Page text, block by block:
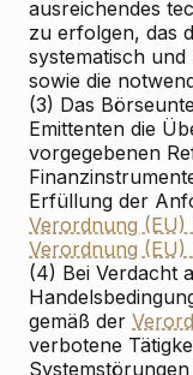
ausreichendes
zu erfolgen, das
systematisch
sowie die
(3) Das
Emittenten die
vorgegebenen
Erfüllung der
Verordnung (EU)
Verordnung (EU)
(4) Bei Verdacht
gemäß der
verbotene